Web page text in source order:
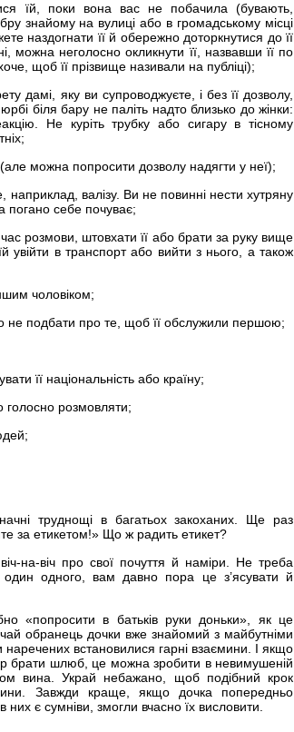
їй, поки вона вас не побачила (бувають,
знайому на вулиці або в громадському місці
наздогнати її й обережно доторкнутися до її
можна неголосно окликнути її, назвавши її по
щоб її прізвище називали на публіці);
дамі, яку ви супроводжуєте, і без її дозволу,
біля бару не паліть надто близько до жінки:
Не куріть трубку або сигару в тісному
можна попросити дозволу надягти у неї);
валізу. Ви не повинні нести хутряну
погано себе почуває;
розмови, штовхати її або брати за руку вище
увійти в транспорт або вийти з нього, а також
чоловіком;
не подбати про те, щоб її обслужили першою;
її національність або країну;
голосно розмовляти;
труднощі в багатьох закоханих. Ще раз
за етикетом!» Що ж радить етикет?
на-віч про свої почуття й наміри. Не треба
одного, вам давно пора це з’ясувати й
«попросити в батьків руки доньки», як це
обранець дочки вже знайомий з майбутніми
встановилися гарні взаємини. І якщо
брати шлюб, це можна зробити в невимушеній
вина. Украй небажано, щоб подібний крок
Завжди краще, якщо дочка попередньо
є сумніви, змогли вчасно їх висловити.